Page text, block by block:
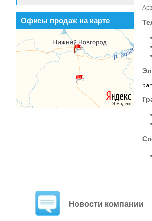
Офисы продаж на карте
Новости компании